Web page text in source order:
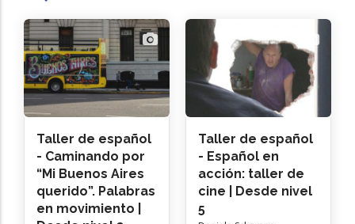
Taller de español
- Caminando por
“Mi Buenos Aires
querido”. Palabras
en movimiento |
Taller de español
- Español en
acción: taller de
cine | Desde nivel
5